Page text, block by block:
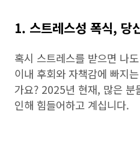
1. 스트레스성 폭식, 당
혹시 스트레스를 받으면 나
이내 후회와 자책감에 빠지
가요? 2025년 현재, 많은 분
인해 힘들어하고 계십니다.